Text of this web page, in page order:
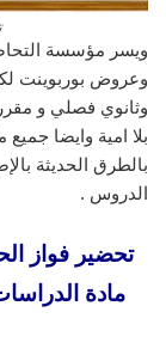
ويسر مؤسسة
وعروض بوربوينت
وثانوي فصلي و
بلا امية وايضا
بالطرق الحديثة
الدروس .
تحضير فواز
مادة